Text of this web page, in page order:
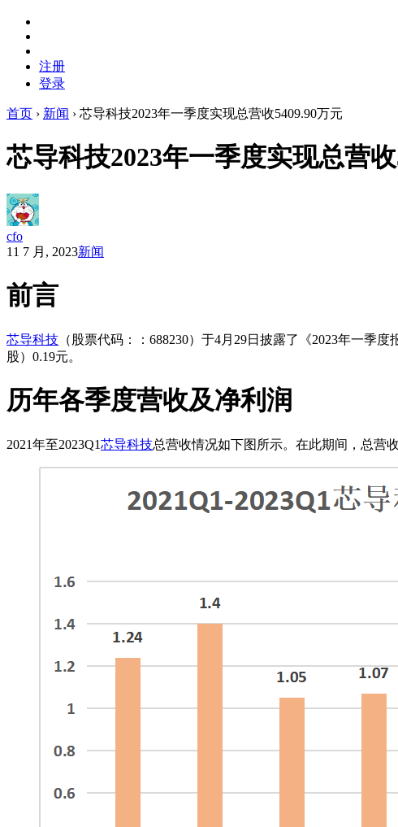
注册
登录
首页 › 新闻 › 芯导科技2023年一季度实现总营收5409.90万元
芯导科技2023年一季度实现总营
cfo
11 7 月, 2023新闻
前言
芯导科技 （股票代码：：688230）于4月29日披露了《2023年一季度
股）0.19元。
历年各季度营收及净利润
2021年至2023Q1芯导科技总营收情况如下图所示。在此期间，总营